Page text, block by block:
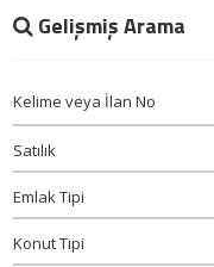
Gelişmiş Arama